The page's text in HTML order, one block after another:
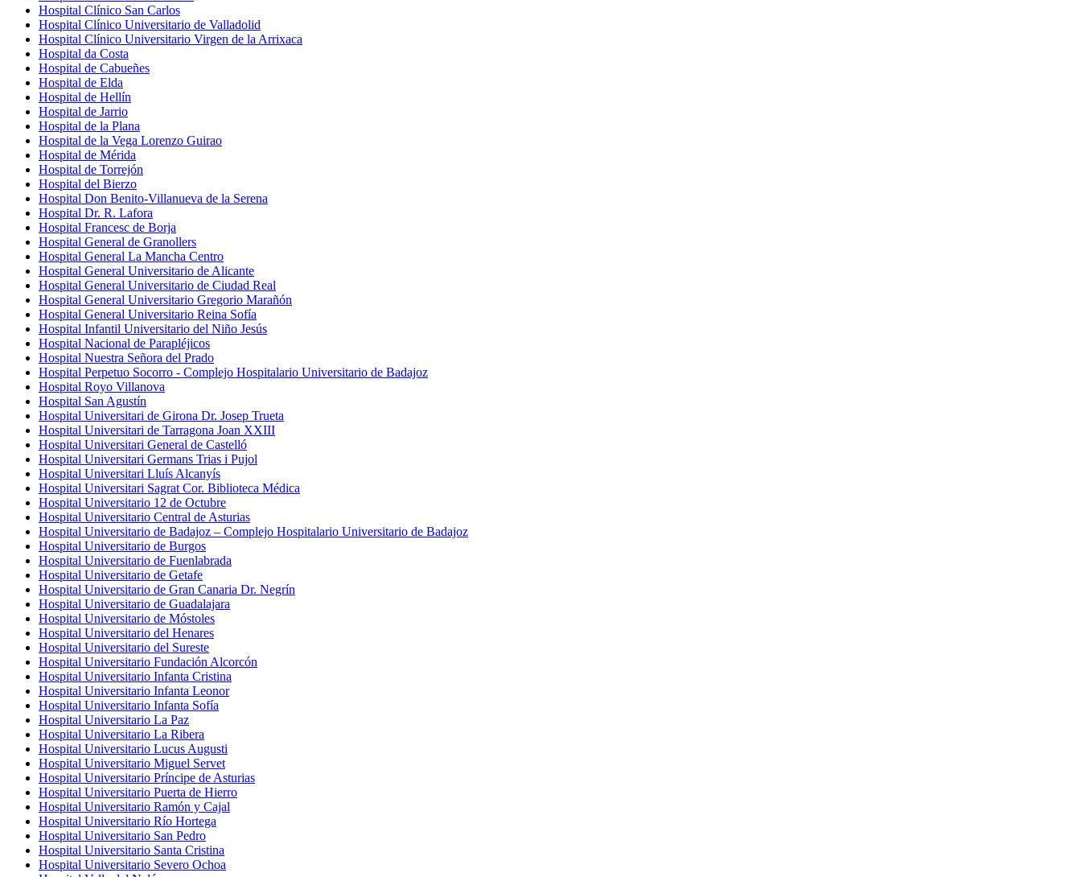
Hospital Clínico San Carlos
Hospital Clínico Universitario de Valladolid
Hospital Clínico Universitario Virgen de la Arrixaca
Hospital da Costa
Hospital de Cabueñes
Hospital de Elda
Hospital de Hellín
Hospital de Jarrio
Hospital de la Plana
Hospital de la Vega Lorenzo Guirao
Hospital de Mérida
Hospital de Torrejón
Hospital del Bierzo
Hospital Don Benito-Villanueva de la Serena
Hospital Dr. R. Lafora
Hospital Francesc de Borja
Hospital General de Granollers
Hospital General La Mancha Centro
Hospital General Universitario de Alicante
Hospital General Universitario de Ciudad Real
Hospital General Universitario Gregorio Marañón
Hospital General Universitario Reina Sofía
Hospital Infantil Universitario del Niño Jesús
Hospital Nacional de Parapléjicos
Hospital Nuestra Señora del Prado
Hospital Perpetuo Socorro - Complejo Hospitalario Universitario de Badajoz​
Hospital Royo Villanova
Hospital San Agustín
Hospital Universitari de Girona Dr. Josep Trueta
Hospital Universitari de Tarragona Joan XXIII
Hospital Universitari General de Castelló
Hospital Universitari Germans Trias i Pujol
Hospital Universitari Lluís Alcanyís
Hospital Universitari Sagrat Cor. Biblioteca Médica
Hospital Universitario 12 de Octubre
Hospital Universitario Central de Asturias
Hospital Universitario de Badajoz – Complejo Hospitalario Universitario de Badajoz
Hospital Universitario de Burgos
Hospital Universitario de Fuenlabrada
Hospital Universitario de Getafe
Hospital Universitario de Gran Canaria Dr. Negrín
Hospital Universitario de Guadalajara
Hospital Universitario de Móstoles
Hospital Universitario del Henares
Hospital Universitario del Sureste
Hospital Universitario Fundación Alcorcón
Hospital Universitario Infanta Cristina
Hospital Universitario Infanta Leonor
Hospital Universitario Infanta Sofía
Hospital Universitario La Paz
Hospital Universitario La Ribera
Hospital Universitario Lucus Augusti
Hospital Universitario Miguel Servet
Hospital Universitario Príncipe de Asturias
Hospital Universitario Puerta de Hierro
Hospital Universitario Ramón y Cajal
Hospital Universitario Río Hortega
Hospital Universitario San Pedro
Hospital Universitario Santa Cristina
Hospital Universitario Severo Ochoa